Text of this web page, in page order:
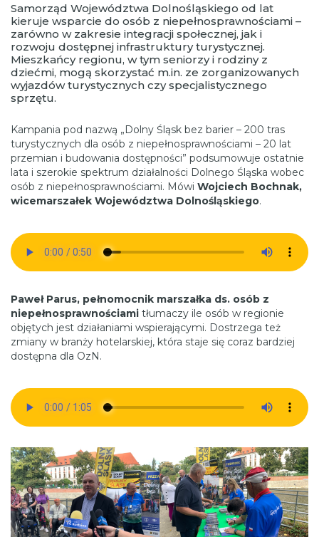
Samorząd Województwa Dolnośląskiego od lat
kieruje wsparcie do osób z niepełnosprawnościami –
zarówno w zakresie integracji społecznej, jak i
rozwoju dostępnej infrastruktury turystycznej.
Mieszkańcy regionu, w tym seniorzy i rodziny z
dziećmi, mogą skorzystać m.in. ze zorganizowanych
wyjazdów turystycznych czy specjalistycznego
sprzętu.
Kampania pod nazwą „Dolny Śląsk bez barier – 200 tras
turystycznych dla osób z niepełnosprawnościami – 20 lat
przemian i budowania dostępności” podsumowuje ostatnie
lata i szerokie spektrum działalności Dolnego Śląska wobec
osób z niepełnosprawnościami. Mówi Wojciech Bochnak,
wicemarszałek Województwa Dolnośląskiego.
Paweł Parus, pełnomocnik marszałka ds. osób z
niepełnosprawnościami tłumaczy ile osób w regionie
objętych jest działaniami wspierającymi. Dostrzega też
zmiany w branży hotelarskiej, która staje się coraz bardziej
dostępna dla OzN.